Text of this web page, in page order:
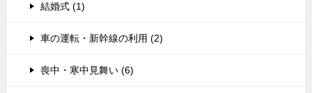
結婚式 (1)
車の運転・新幹線の利用 (2)
喪中・寒中見舞い (6)